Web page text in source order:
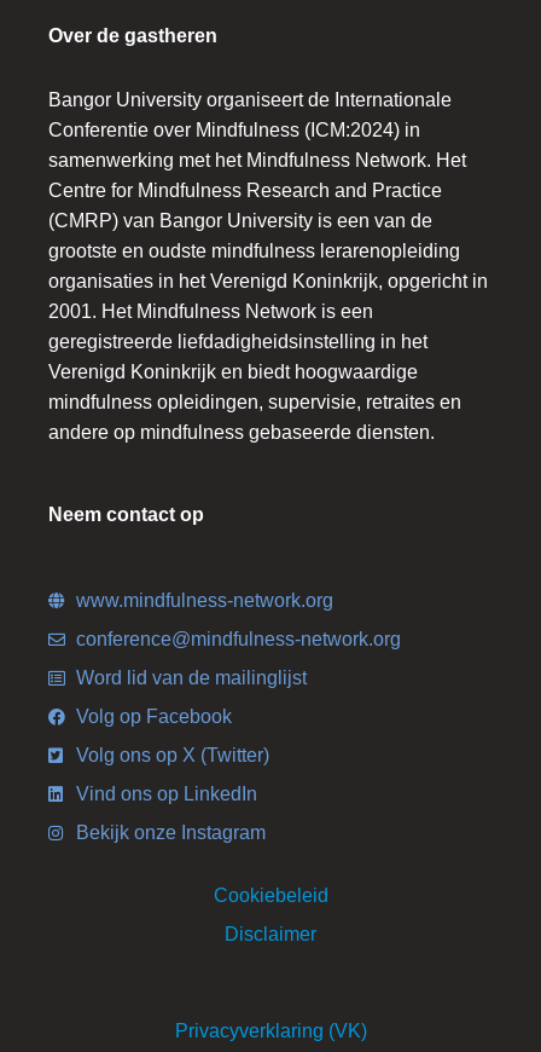
Over de gastheren
Bangor University organiseert de Internationale
Conferentie over Mindfulness (ICM:2024) in
samenwerking met het Mindfulness Network. Het
Centre for Mindfulness Research and Practice
(CMRP) van Bangor University is een van de
grootste en oudste mindfulness lerarenopleiding
organisaties in het Verenigd Koninkrijk, opgericht in
2001. Het Mindfulness Network is een
geregistreerde liefdadigheidsinstelling in het
Verenigd Koninkrijk en biedt hoogwaardige
mindfulness opleidingen, supervisie, retraites en
andere op mindfulness gebaseerde diensten.
Neem contact op
www.mindfulness-network.org
conference@mindfulness-network.org
Word lid van de mailinglijst
Volg op Facebook
Volg ons op X (Twitter)
Vind ons op LinkedIn
Bekijk onze Instagram
Cookiebeleid
Disclaimer
Privacyverklaring (VK)